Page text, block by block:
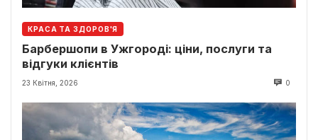
КРАСА ТА ЗДОРОВ'Я
Барбершопи в Ужгороді: ціни, послуги та
відгуки клієнтів
23 Квітня, 2026 0